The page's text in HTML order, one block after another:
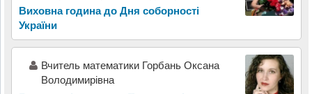
Виховна година до Дня соборності
України
Вчитель математики Горбань Оксана
Володимирівна